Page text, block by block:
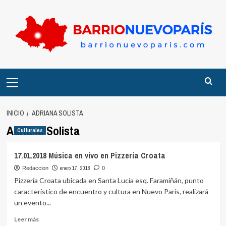
contenido
principal
INICIO ADRIANA SOLISTA
Adriana Solista
Culturales
17.01.2018 Música en vivo en Pizzería Croata
Redaccion enero 17, 2018 0
Pizzería Croata ubicada en Santa Lucía esq. Faramiñán, punto
característico de encuentro y cultura en Nuevo París, realizará
un evento...
Leer másLeer